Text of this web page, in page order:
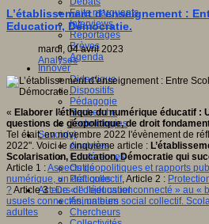
Faits marquants
Interviews
Reportages
Brèves
Agenda
Innover
Didactique
Dispositifs
Pédagogie
Recherche
Technologies
Savoir(s)
Analyses
Conférences
Outils
Pratiques
Acteurs de l'éducation
Animateurs
Chercheurs
L’établissement d’enseignement :
Education, Démocratie.
mardi, 04 avril 2023
Analyses
« Elaborer l’éthique du numérique éducatif :
questions de géopolitique, de droit
Tel était, en novembre 2022 l'évènement de
2022". Voici le cinquième article :
Scolarisation, Education, Démocratie qui
Article 1 :Aspects géopolitiques et rapports
numérique, un défi collectif, Article 2 :
?Article 3 :De « l’objet usuel connecté » au «
usuels connectés, un bien social collectif.
adultes